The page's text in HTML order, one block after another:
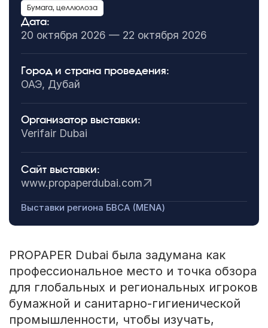
Бумага, целлюлоза
Дата:
20 октября 2026 — 22 октября 2026
Город и страна проведения:
ОАЭ, Дубай
Организатор выставки:
Verifair Dubai
Сайт выставки:
www.propaperdubai.com
Выставки региона БВСА (MENA)
PROPAPER Dubai была задумана как
профессиональное место и точка обзора
для глобальных и региональных игроков
бумажной и санитарно-гигиенической
промышленности, чтобы изучать,